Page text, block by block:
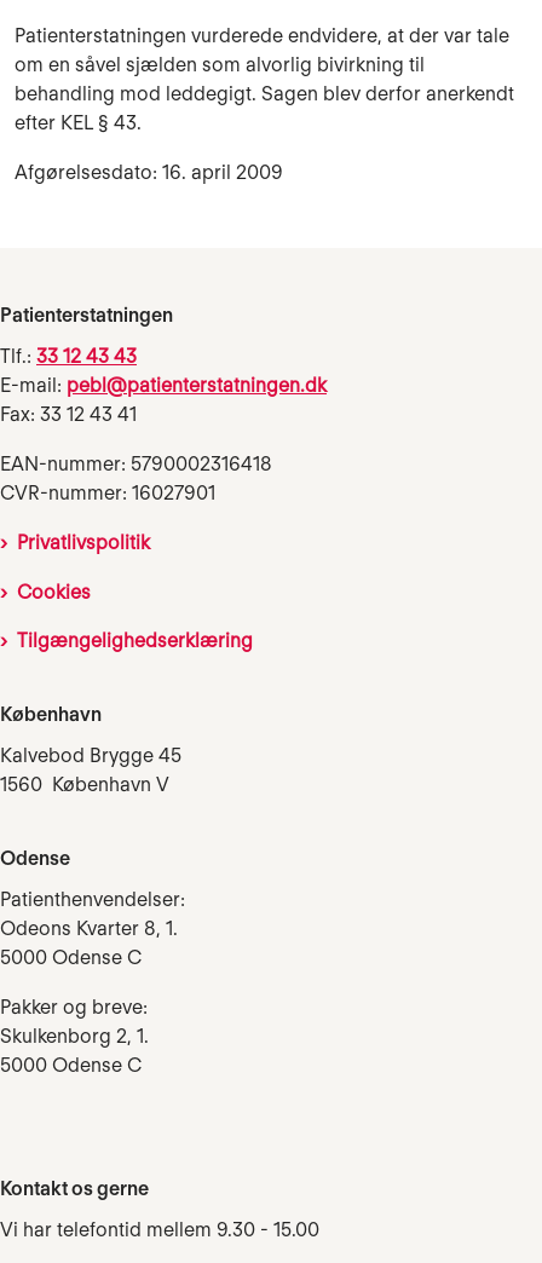
Patienterstatningen vurderede endvidere, at der var tale
om en såvel sjælden som alvorlig bivirkning til
behandling mod leddegigt. Sagen blev derfor anerkendt
efter KEL § 43.
Afgørelsesdato: 16. april 2009
Patienterstatningen
Tlf.: 33 12 43 43
E-mail: pebl@patienterstatningen.dk
Fax: 33 12 43 41
EAN-nummer: 5790002316418
CVR-nummer: 16027901
Privatlivspolitik
Cookies
Tilgængelighedserklæring
København
Kalvebod Brygge 45
1560 København V
Odense
Patienthenvendelser:
Odeons Kvarter 8, 1.
5000 Odense C
Pakker og breve:
Skulkenborg 2, 1.
5000 Odense C
Kontakt os gerne
Vi har telefontid mellem 9.30 - 15.00